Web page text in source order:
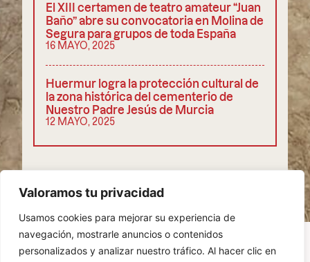
Valoramos tu privacidad
Usamos cookies para mejorar su experiencia de
navegación, mostrarle anuncios o contenidos
personalizados y analizar nuestro tráfico. Al hacer clic en
El XIII certamen de teatro amateur “Juan
Baño” abre su convocatoria en Molina de
Segura para grupos de toda España
16 MAYO, 2025
Huermur logra la protección cultural de
la zona histórica del cementerio de
Nuestro Padre Jesús de Murcia
12 MAYO, 2025